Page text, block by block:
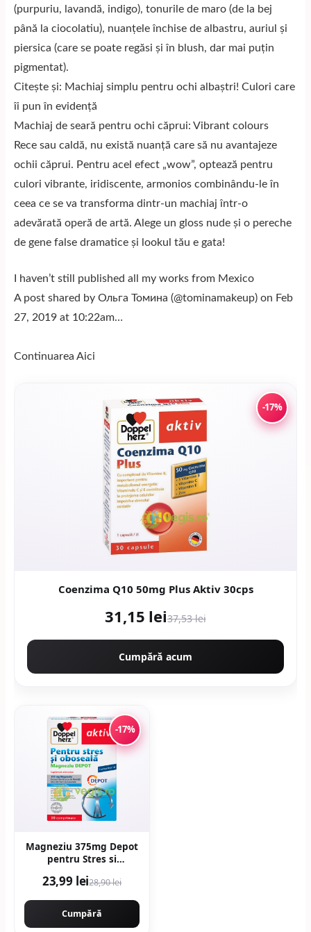
(purpuriu, lavandă, indigo), tonurile de maro (de la bej
până la ciocolatiu), nuanțele închise de albastru, auriul și
piersica (care se poate regăsi și în blush, dar mai puțin
pigmentat).
Citește și: Machiaj simplu pentru ochi albaștri! Culori care
îi pun în evidență
Machiaj de seară pentru ochi căprui: Vibrant colours
Rece sau caldă, nu există nuanță care să nu avantajeze
ochii căprui. Pentru acel efect „wow”, optează pentru
culori vibrante, iridiscente, armonios combinându-le în
ceea ce se va transforma dintr-un machiaj într-o
adevărată operă de artă. Alege un gloss nude și o pereche
de gene false dramatice și lookul tău e gata!
I haven’t still published all my works from Mexico
A post shared by Ольга Томина (@tominamakeup) on Feb
27, 2019 at 10:22am…
Continuarea Aici
-17%
Coenzima Q10 50mg Plus Aktiv 30cps
31,15 lei37,53 lei
Cumpără acum
-17%
Magneziu 375mg Depot
pentru Stres si
23,99 lei28,90 lei
Cumpără